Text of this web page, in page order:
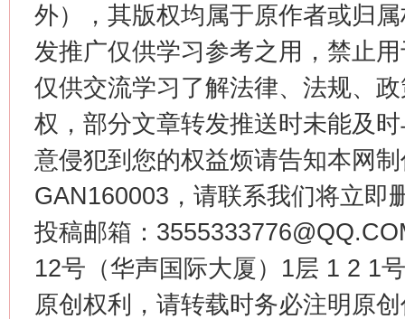
外），其版权均属于原作者或归
发推广仅供学习参考之用，禁止
仅供交流学习了解法律、法规、
权，部分文章转发推送时未能及
意侵犯到您的权益烦请告知本网
GAN160003，请联系我们将立即
投稿邮箱：
12号（华声国际大厦）1层 1 2 1
原创权利，请转载时务必注明原
在谋一域中谋全局
今
习近平的博鳌关键词
魏明